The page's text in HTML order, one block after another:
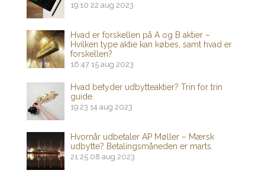
19:10 22 aug 2023
Hvad er forskellen på A og B aktier –
Hvilken type aktie kan købes, samt hvad er
forskellen?
16:47 15 aug 2023
Hvad betyder udbytteaktier? Trin for trin
guide.
19:23 14 aug 2023
Hvornår udbetaler AP Møller – Mærsk
udbytte? Betalingsmåneden er marts.
21:25 08 aug 2023